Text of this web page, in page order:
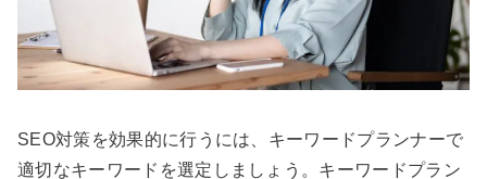
SEO対策を効果的に行うには、キーワードプランナーで
適切なキーワードを選定しましょう。キーワードプラン